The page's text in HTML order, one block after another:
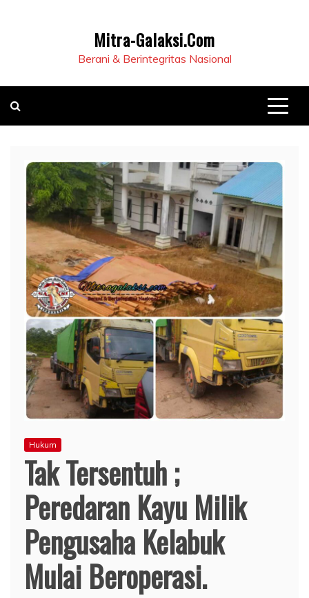
Mitra-Galaksi.Com
Berani & Berintegritas Nasional
Hukum
Tak Tersentuh ;
Peredaran Kayu Milik
Pengusaha Kelabuk
Mulai Beroperasi.